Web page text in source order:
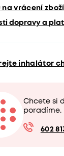
na vrácení zboží
dopravy a
inhalátor
Chcete si
poradíme.
602